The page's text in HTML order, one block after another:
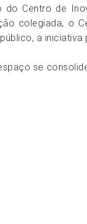
do Centro de
colegiada, o
a iniciativa
se